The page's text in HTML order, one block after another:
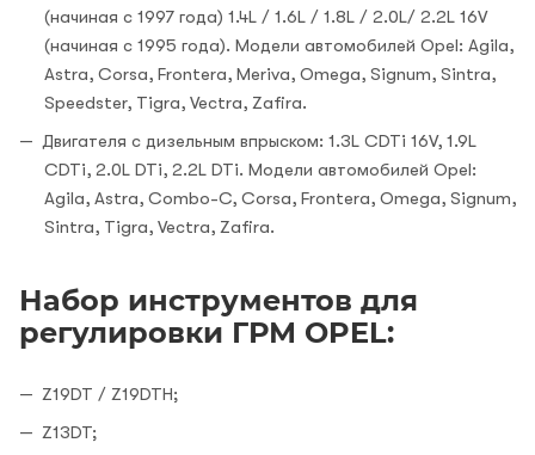
(начиная с 1997 года) 1.4L / 1.6L / 1.8L / 2.0L/ 2.2L 16V
(начиная с 1995 года). Модели автомобилей Opel: Agila,
Astra, Corsa, Frontera, Meriva, Omega, Signum, Sintra,
Speedster, Tigra, Vectra, Zafira.
Двигателя с дизельным впрыском: 1.3L CDTi 16V, 1.9L
CDTi, 2.0L DTi, 2.2L DTi. Модели автомобилей Opel:
Agila, Astra, Combo-C, Corsa, Frontera, Omega, Signum,
Sintra, Tigra, Vectra, Zafira.
Набор инструментов для
регулировки ГРМ OPEL:
Z19DT / Z19DTH;
Z13DT;